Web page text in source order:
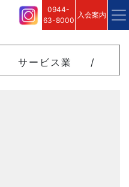
0944-
63-8000
入会案内
サービス業 /